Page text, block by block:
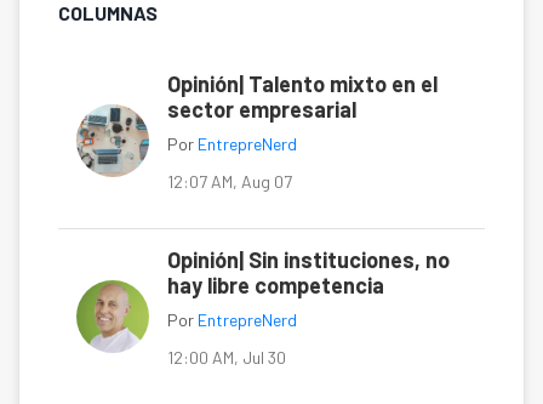
COLUMNAS
Opinión| Talento mixto en el
sector empresarial
Por EntrepreNerd
12:07 AM, Aug 07
Opinión| Sin instituciones, no
hay libre competencia
Por EntrepreNerd
12:00 AM, Jul 30